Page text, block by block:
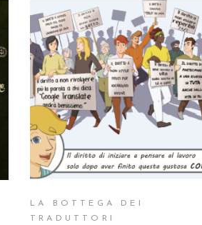
AGGIUNGI AL CARRELLO
LA BOTTEGA DEI
TRADUTTORI